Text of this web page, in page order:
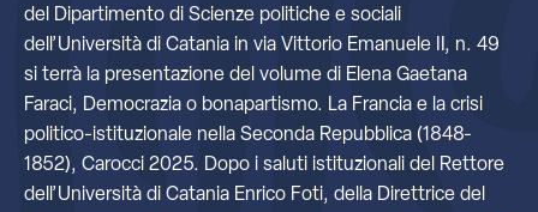
del Dipartimento di Scienze politiche e sociali
dell’Università di Catania in via Vittorio Emanuele II, n. 49
si terrà la presentazione del volume di Elena Gaetana
Faraci, Democrazia o bonapartismo. La Francia e la crisi
politico-istituzionale nella Seconda Repubblica (1848-
1852), Carocci 2025. Dopo i saluti istituzionali del Rettore
dell’Università di Catania Enrico Foti, della Direttrice del